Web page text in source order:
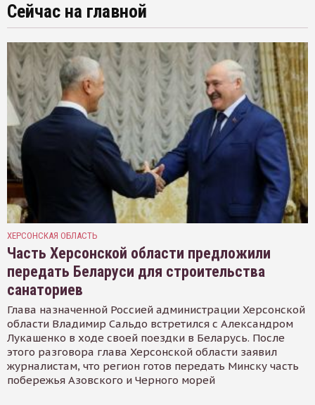
Сейчас на главной
ХЕРСОНСКАЯ ОБЛАСТЬ
Часть Херсонской области предложили
передать Беларуси для строительства
санаториев
Глава назначенной Россией администрации Херсонской
области Владимир Сальдо встретился с Александром
Лукашенко в ходе своей поездки в Беларусь. После
этого разговора глава Херсонской области заявил
журналистам, что регион готов передать Минску часть
побережья Азовского и Черного морей